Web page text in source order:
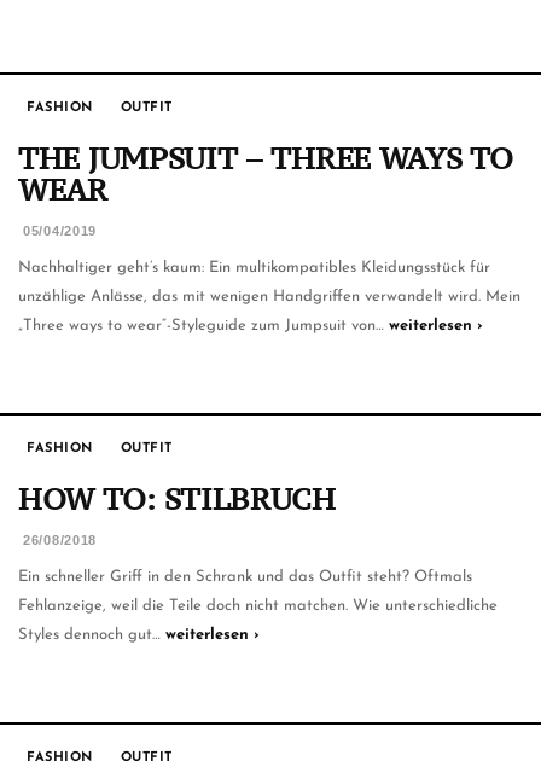
FASHION OUTFIT
THE JUMPSUIT – THREE WAYS TO
WEAR
05/04/2019
Nachhaltiger geht’s kaum: Ein multikompatibles Kleidungsstück für
unzählige Anlässe, das mit wenigen Handgriffen verwandelt wird. Mein
„Three ways to wear“-Styleguide zum Jumpsuit von… weiterlesen ›
FASHION OUTFIT
HOW TO: STILBRUCH
26/08/2018
Ein schneller Griff in den Schrank und das Outfit steht? Oftmals
Fehlanzeige, weil die Teile doch nicht matchen. Wie unterschiedliche
Styles dennoch gut… weiterlesen ›
FASHION OUTFIT